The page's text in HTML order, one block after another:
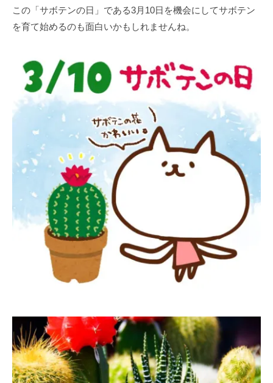
この「サボテンの日」である3月10日を機会にしてサボテン
を育て始めるのも面白いかもしれませんね。